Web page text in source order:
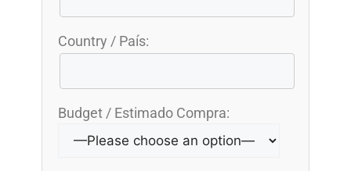
Country / País:
Budget / Estimado Compra: